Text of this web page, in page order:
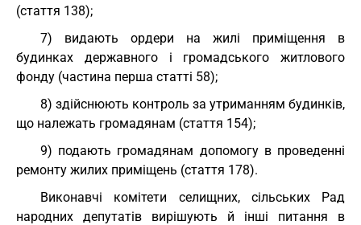
(стаття 138);
7) видають ордери на жилі приміщення в
будинках державного і громадського житлового
фонду (частина перша статті 58);
8) здійснюють контроль за утриманням будинків,
що належать громадянам (стаття 154);
9) подають громадянам допомогу в проведенні
ремонту жилих приміщень (стаття 178).
Виконавчі комітети селищних, сільських Рад
народних депутатів вирішують й інші питання в